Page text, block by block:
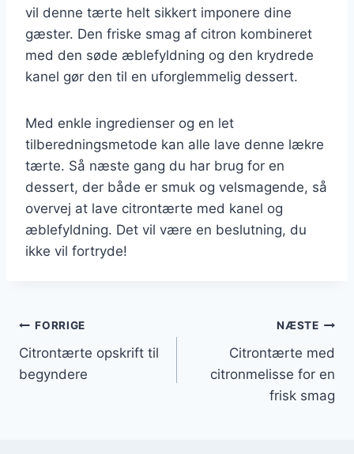
vil denne tærte helt sikkert imponere dine
gæster. Den friske smag af citron kombineret
med den søde æblefyldning og den krydrede
kanel gør den til en uforglemmelig dessert.
Med enkle ingredienser og en let
tilberedningsmetode kan alle lave denne lækre
tærte. Så næste gang du har brug for en
dessert, der både er smuk og velsmagende, så
overvej at lave citrontærte med kanel og
æblefyldning. Det vil være en beslutning, du
ikke vil fortryde!
Indlægsnavigation
FORRIGE
Citrontærte opskrift til
begyndere
NÆSTE
Citrontærte med
citronmelisse for en
frisk smag